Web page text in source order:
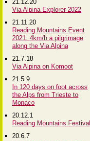
21.12.20
Via Alpina Explorer 2022
21.11.20
Reading Mountains Event
2021: 4km/h a pilgrimage
along the Via Alpina
21.7.18
Via Alpina on Komoot
21.5.9
In 120 days on foot across
the Alps from Trieste to
Monaco
20.12.1
Reading Mountains Festival
20.6.7